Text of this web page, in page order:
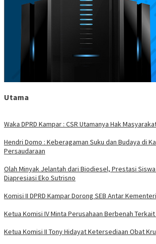
Utama
Waka DPRD Kampar : CSR Utamanya Hak
Hendri Domo : Keberagaman Suku dan Budaya di
Persaudaraan
Olah Minyak Jelantah dari Biodiesel, Prestasi Siswa
Diapresiasi Eko Sutrisno
Komisi II DPRD Kampar Dorong SEB Antar
Ketua Komisi IV Minta Perusahaan Berbenah Terkait
Ketua Komisi II Tony Hidayat Ketersediaan Obat